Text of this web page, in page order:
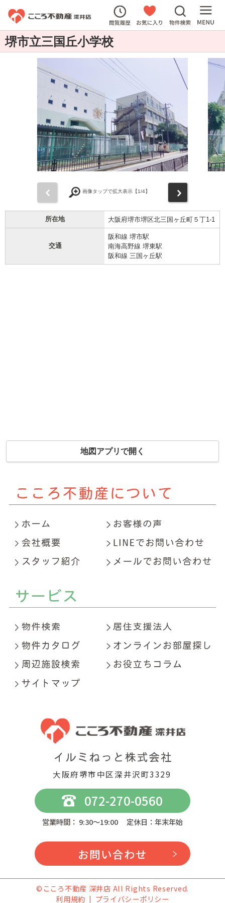
堺市立三国丘小学校
画像タップで拡大表示【1/4】
所在地 大阪府堺市堺区北三国ヶ丘町５丁1-1
交通
阪和線 堺市駅
南海高野線 堺東駅
阪和線 三国ヶ丘駅
地図アプリで開く
大阪府堺市中区深井沢町3329
072-270-0560
営業時間： 9:30～19:00 定休日：年末年始
お問い合わせ
©こころ不動産 深井店 All Rights Reserved.
利用規約
プライバシーポリシー